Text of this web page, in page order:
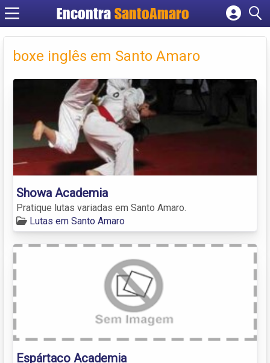
Encontra SantoAmaro
Cadastrar empresa
Criar conta
boxe inglês em Santo Amaro
Showa Academia
Pratique lutas variadas em Santo Amaro.
Lutas em Santo Amaro
Espártaco Academia